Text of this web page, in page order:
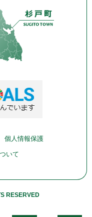
個人情報保護
いて
RESERVED